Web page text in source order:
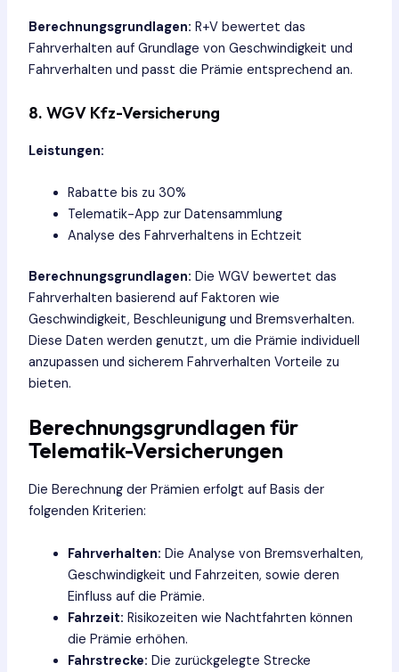
Berechnungsgrundlagen: R+V bewertet das
Fahrverhalten auf Grundlage von Geschwindigkeit und
Fahrverhalten und passt die Prämie entsprechend an.
8. WGV Kfz-Versicherung
Leistungen:
Rabatte bis zu 30%
Telematik-App zur Datensammlung
Analyse des Fahrverhaltens in Echtzeit
Berechnungsgrundlagen: Die WGV bewertet das
Fahrverhalten basierend auf Faktoren wie
Geschwindigkeit, Beschleunigung und Bremsverhalten.
Diese Daten werden genutzt, um die Prämie individuell
anzupassen und sicherem Fahrverhalten Vorteile zu
bieten.
Berechnungsgrundlagen für
Telematik-Versicherungen
Die Berechnung der Prämien erfolgt auf Basis der
folgenden Kriterien:
Fahrverhalten: Die Analyse von Bremsverhalten,
Geschwindigkeit und Fahrzeiten, sowie deren
Einfluss auf die Prämie.
Fahrzeit: Risikozeiten wie Nachtfahrten können
die Prämie erhöhen.
Fahrstrecke: Die zurückgelegte Strecke